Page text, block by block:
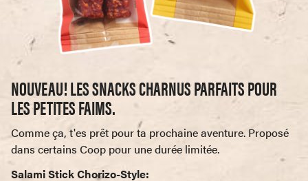
NOUVEAU! LES SNACKS CHARNUS PARFAITS POUR
LES PETITES FAIMS.
Comme ça, t'es prêt pour ta prochaine aventure. Proposé
dans certains Coop pour une durée limitée.
Salami Stick Chorizo-Style: